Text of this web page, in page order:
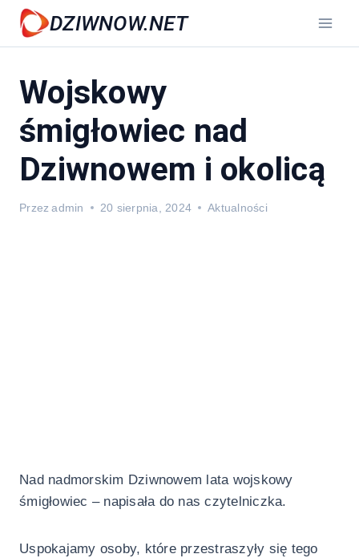
Przejdź
DZIWNOW.NET
Wojskowy
śmigłowiec nad
Dziwnowem i okolicą
Przez admin 20 sierpnia, 2024 Aktualności
Nad nadmorskim Dziwnowem lata wojskowy
śmigłowiec – napisała do nas czytelniczka.
Uspokajamy osoby, które przestraszyły się tego